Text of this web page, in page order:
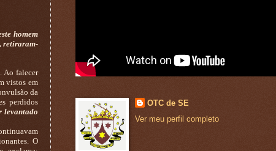
homem
retiraram-
Ao falecer
vistos em
da
perdidos
levantado
O
OTC de SE
Ver meu perfil completo